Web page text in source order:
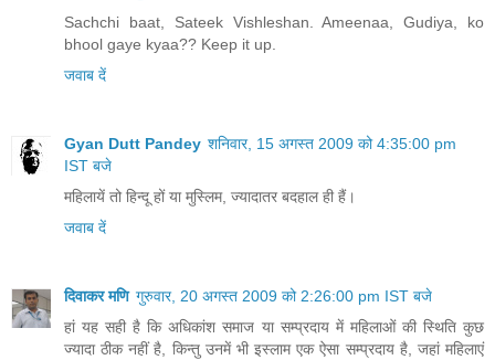
Sachchi baat, Sateek Vishleshan. Ameenaa, Gudiya, ko
bhool gaye kyaa?? Keep it up.
जवाब दें
Gyan Dutt Pandey शनिवार, 15 अगस्त 2009 को 4:35:00 pm
IST बजे
महिलायें तो हिन्दू हों या मुस्लिम, ज्यादातर बदहाल ही हैं।
जवाब दें
दिवाकर मणि गुरुवार, 20 अगस्त 2009 को 2:26:00 pm IST बजे
हां यह सही है कि अधिकांश समाज या सम्प्रदाय में महिलाओं की स्थिति कुछ
ज्यादा ठीक नहीं है, किन्तु उनमें भी इस्लाम एक ऐसा सम्प्रदाय है, जहां महिलाएं